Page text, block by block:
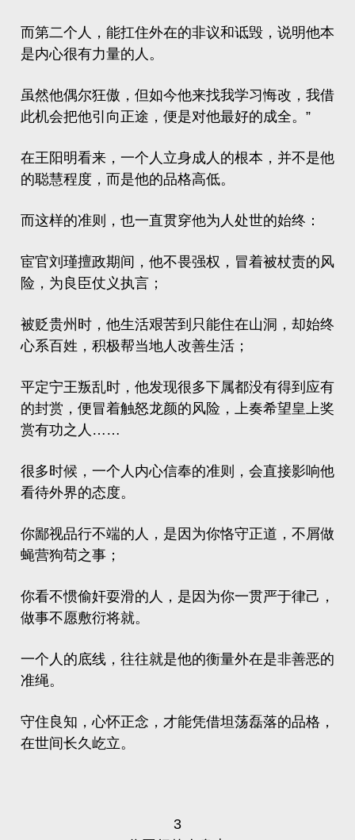
而第二个人，能扛住外在的非议和诋毁，说明他本
是内心很有力量的人。
虽然他偶尔狂傲，但如今他来找我学习悔改，我借
此机会把他引向正途，便是对他最好的成全。”
在王阳明看来，一个人立身成人的根本，并不是他
的聪慧程度，而是他的品格高低。
而这样的准则，也一直贯穿他为人处世的始终：
宦官刘瑾擅政期间，他不畏强权，冒着被杖责的风
险，为良臣仗义执言；
被贬贵州时，他生活艰苦到只能住在山洞，却始终
心系百姓，积极帮当地人改善生活；
平定宁王叛乱时，他发现很多下属都没有得到应有
的封赏，便冒着触怒龙颜的风险，上奏希望皇上奖
赏有功之人……
很多时候，一个人内心信奉的准则，会直接影响他
看待外界的态度。
你鄙视品行不端的人，是因为你恪守正道，不屑做
蝇营狗苟之事；
你看不惯偷奸耍滑的人，是因为你一贯严于律己，
做事不愿敷衍将就。
一个人的底线，往往就是他的衡量外在是非善恶的
准绳。
守住良知，心怀正念，才能凭借坦荡磊落的品格，
在世间长久屹立。
3